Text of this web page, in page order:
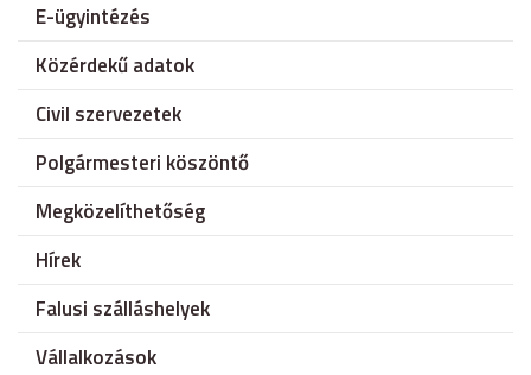
E-ügyintézés
Közérdekű adatok
Civil szervezetek
Polgármesteri köszöntő
Megközelíthetőség
Hírek
Falusi szálláshelyek
Vállalkozások